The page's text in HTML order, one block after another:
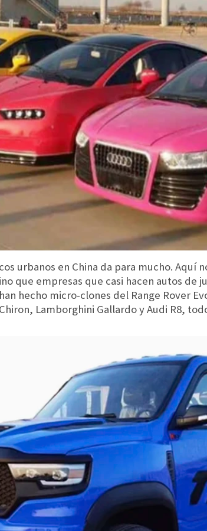
urbanos en China da para mucho. Aquí
que empresas que casi hacen autos
hecho micro-clones del Range Rover
Lamborghini Gallardo y Audi R8,